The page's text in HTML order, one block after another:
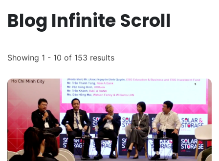
Blog Infinite Scroll
Showing 1 - 10 of 153 results